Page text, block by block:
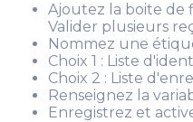
Ajoutez la boite de
Valider plusieurs
Nommez une
Choix 1 : Liste
Choix 2 : Liste
Renseignez la
Enregistrez et